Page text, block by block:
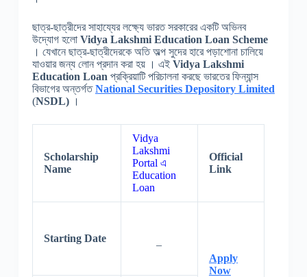
ছাত্র-ছাত্রীদের সাহায্যের লক্ষ্যে ভারত সরকারের একটি অভিনব
উদ্যোগ হলো Vidya Lakshmi Education Loan Scheme
। যেখানে ছাত্র-ছাত্রীদেরকে অতি অল্প সুদের হারে পড়াশোনা চালিয়ে
যাওয়ার জন্য লোন প্রদান করা হয় । এইVidya Lakshmi
Education Loan প্রক্রিয়াটি পরিচালনা করছে ভারতের ফিন্যান্স
বিভাগের অন্তর্গতNational Securities Depository Limited
(NSDL) ।
Scholarship
Name
Vidya
Lakshmi
Portal এ
Education
Loan
Official
Link
Starting Date
–
Apply
Now